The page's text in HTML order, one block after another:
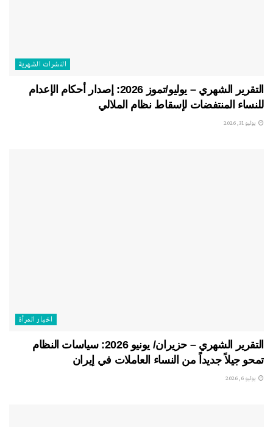
النشرات الشهریة
التقرير الشهري – يوليو/تموز 2026: إصدار أحكام الإعدام
للنساء المنتفضات لإسقاط نظام الملالي
يوليو 31, 2026
اخبار المرأة
التقرير الشهري – حزيران/ يونيو 2026: سياسات النظام
تمحو جيلاً جديداً من النساء العاملات في إيران
يوليو 6, 2026